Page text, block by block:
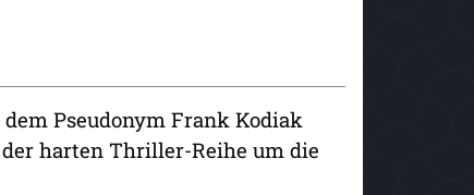
Pseudonym Frank Kodiak
harten Thriller-Reihe um die